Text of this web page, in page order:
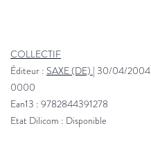
COLLECTIF
Éditeur : SAXE (DE) | 30/04/2004
0000
Ean13 : 9782844391278
Etat Dilicom : Disponible